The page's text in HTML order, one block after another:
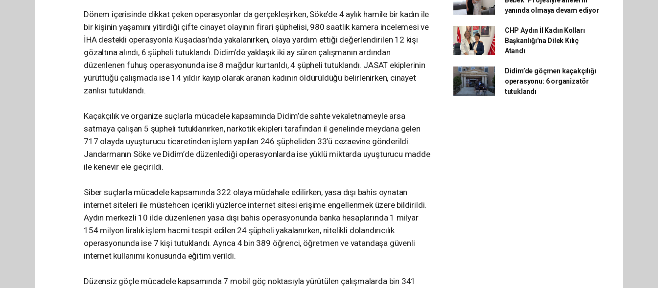
Dönem içerisinde dikkat çeken operasyonlar da gerçekleşirken, Söke’de 4 aylık hamile bir kadın ile
bir kişinin yaşamını yitirdiği çifte cinayet olayının firari şüphelisi, 980 saatlik kamera incelemesi ve
İHA destekli operasyonla Kuşadası’nda yakalanırken, olaya yardım ettiği değerlendirilen 12 kişi
gözaltına alındı, 6 şüpheli tutuklandı. Didim’de yaklaşık iki ay süren çalışmanın ardından
düzenlenen fuhuş operasyonunda ise 8 mağdur kurtarıldı, 4 şüpheli tutuklandı. JASAT ekiplerinin
yürüttüğü çalışmada ise 14 yıldır kayıp olarak aranan kadının öldürüldüğü belirlenirken, cinayet
zanlısı tutuklandı.
Kaçakçılık ve organize suçlarla mücadele kapsamında Didim’de sahte vekaletnameyle arsa
satmaya çalışan 5 şüpheli tutuklanırken, narkotik ekipleri tarafından il genelinde meydana gelen
717 olayda uyuşturucu ticaretinden işlem yapılan 246 şüpheliden 33’ü cezaevine gönderildi.
Jandarmanın Söke ve Didim’de düzenlediği operasyonlarda ise yüklü miktarda uyuşturucu madde
ile kenevir ele geçirildi.
Siber suçlarla mücadele kapsamında 322 olaya müdahale edilirken, yasa dışı bahis oynatan
internet siteleri ile müstehcen içerikli yüzlerce internet sitesi erişime engellenmek üzere bildirildi.
Aydın merkezli 10 ilde düzenlenen yasa dışı bahis operasyonunda banka hesaplarında 1 milyar
154 milyon liralık işlem hacmi tespit edilen 24 şüpheli yakalanırken, nitelikli dolandırıcılık
operasyonunda ise 7 kişi tutuklandı. Ayrıca 4 bin 389 öğrenci, öğretmen ve vatandaşa güvenli
internet kullanımı konusunda eğitim verildi.
Düzensiz göçle mücadele kapsamında 7 mobil göç noktasıyla yürütülen çalışmalarda bin 341
yanında olmaya devam ediyor
CHP Aydın İl Kadın Kolları
Başkanlığı'na Dilek Kılıç
Atandı
Didim’de göçmen kaçakçılığı
operasyonu: 6 organizatör
tutuklandı